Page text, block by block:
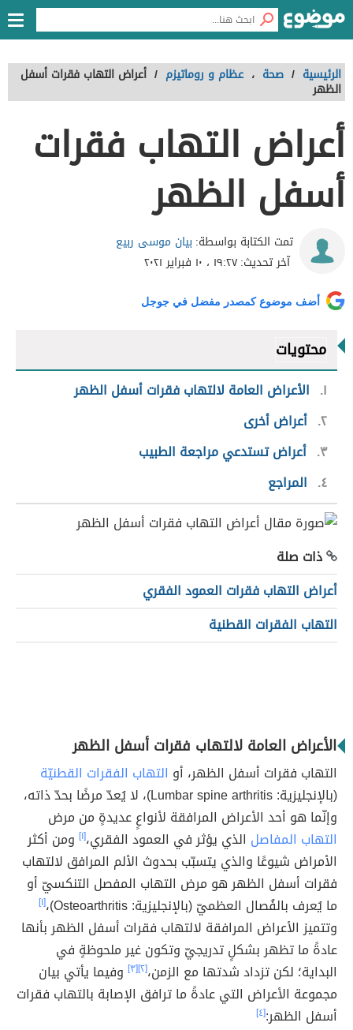
الرئيسية / صحة ، عظام و روماتيزم / أعراض التهاب فقرات أسفل
الظهر
أعراض التهاب فقرات
أسفل الظهر
تمت الكتابة بواسطة: بيان موسى ربيع
آخر تحديث:١٩:٢٧ ، ١٠ فبراير ٢٠٢١
أضف موضوع كمصدر مفضل في جوجل
محتويات
١
الأعراض العامة لالتهاب فقرات أسفل الظهر
٢ أعراض أخرى
٣ أعراض تستدعي مراجعة الطبيب
٤
المراجع
ذات صلة
أعراض التهاب فقرات العمود الفقري
التهاب الفقرات القطنية
الأعراض العامة لالتهاب فقرات أسفل الظهر
التهاب فقرات أسفل الظهر، أو التهاب الفقرات القطنيّة
(بالإنجليزية: Lumbar spine arthritis)، لا يُعدّ مرضًا بحدّ ذاته،
وإنّما هو أحد الأعراض المرافقة لأنواعٍ عديدةٍ من مرض
التهاب المفاصل الذي يؤثر في العمود الفقري،[١] ومن أكثر
الأمراض شيوعًا والذي يتسبّب بحدوث الألم المرافق لالتهاب
فقرات أسفل الظهر هو مرض التهاب المفصل التنكسيّ أو
ما يُعرف بالفُصال العظميّ (بالإنجليزية: Osteoarthritis)،
[١]
وتتميز الأعراض المرافقة لالتهاب فقرات أسفل الظهر بأنها
عادةً ما تظهر بشكلٍ تدريجيّ وتكون غير ملحوظةٍ في
البداية؛ لكن تزداد شدتها مع الزمن،[٢] [٣]
وفيما يأتي بيان
مجموعة الأعراض التي عادةً ما ترافق الإصابة بالتهاب فقرات
أسفل الظهر:[٤]